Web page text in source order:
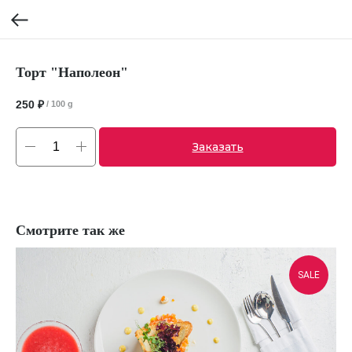
Торт "Наполеон"
250 ₽ / 100 g
Заказать
Смотрите так же
SALE